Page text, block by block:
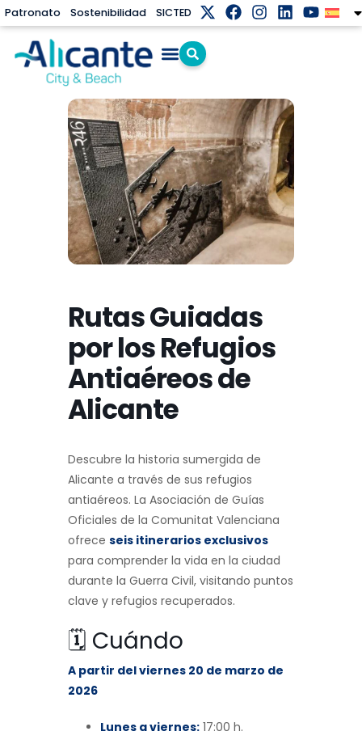
Patronato Sostenibilidad SICTED
Rutas Guiadas
por los Refugios
Antiaéreos de
Alicante
Descubre la historia sumergida de
Alicante a través de sus refugios
antiaéreos. La Asociación de Guías
Oficiales de la Comunitat Valenciana
ofrece seis itinerarios exclusivos
para comprender la vida en la ciudad
durante la Guerra Civil, visitando puntos
clave y refugios recuperados.
🗓️ Cuándo
A partir del viernes 20 de marzo de
2026
Lunes a viernes: 17:00 h.